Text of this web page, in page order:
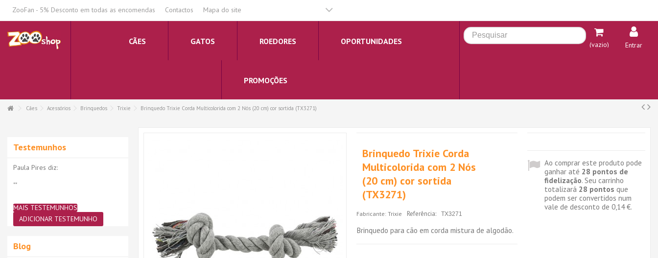
ZooFan - 5% Desconto em todas as encomendas Contactos Mapa do site
CÃES GATOS ROEDORES OPORTUNIDADES
PROMOÇÕES
(vazio) Entrar
Cães Acessórios Brinquedos Trixie Brinquedo Trixie Corda Multicolorida com 2 Nós (20 cm) cor sortida (TX3271)
Brinquedo Trixie Corda
Multicolorida com 2 Nós
(20 cm) cor sortida
(TX3271)
Fabricante: Trixie Referência: TX3271
Brinquedo para cão em corda mistura de algodão.
Ao comprar este produto pode
ganhar até 28 pontos de
fidelização. Seu carrinho
totalizará 28 pontos que
podem ser convertidos num
vale de desconto de 0,14 €.
Testemunhos
Paula Pires diz:
""
MAIS TESTEMUNHOS
ADICIONAR TESTEMUNHO
Blog